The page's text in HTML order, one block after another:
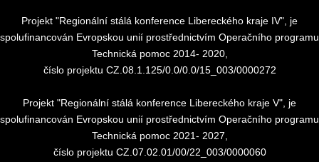
Projekt "Regionální stálá konference Libereckého kraje IV", je
spolufinancován Evropskou unií prostřednictvím Operačního programu
Technická pomoc 2014- 2020,
číslo projektu CZ.08.1.125/0.0/0.0/15_003/0000272
Projekt "Regionální stálá konference Libereckého kraje V", je
spolufinancován Evropskou unií prostřednictvím Operačního programu
Technická pomoc 2021- 2027,
číslo projektu CZ.07.02.01/00/22_003/0000060